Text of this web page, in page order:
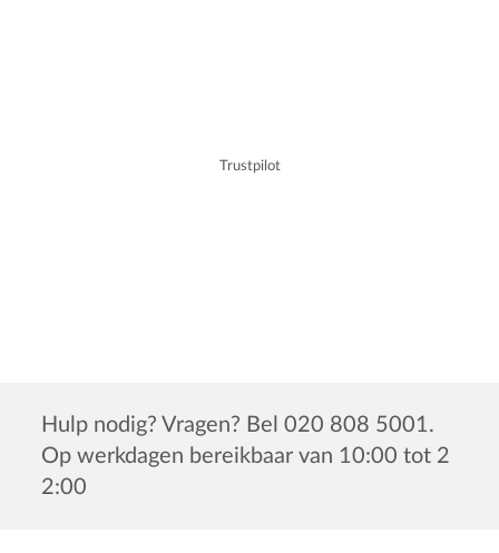
Trustpilot
Hulp nodig? Vragen? Bel 020 808 5001.
Op werkdagen bereikbaar van 10:00 tot 2
2:00